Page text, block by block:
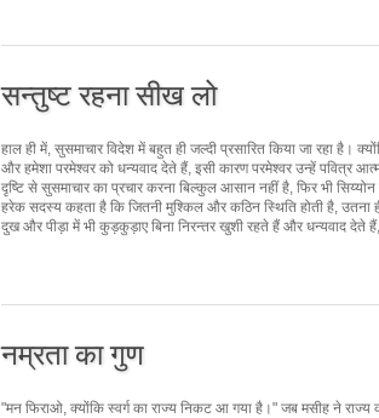
सन्तुष्ट रहना सीख लो
हाल ही में, सुसमाचार विदेश में बहुत ही जल्दी प्रसारित किया जा रहा है।
और हमेशा परमेश्वर को धन्यवाद देते हैं, इसी कारण परमेश्वर उन्हें पवित्र
दृष्टि से सुसमाचार का प्रचार करना बिल्कुल आसान नहीं है, फिर भी
हरेक सदस्य कहता है कि जितनी मुश्किल और कठिन स्थिति होती है, उतना
दुख और पीड़ा में भी कुड़कुड़ाए बिना निरन्तर खुशी रहते हैं और धन्यवाद देते हैं,
नम्रता का गुण
"मन फिराओ, क्योंकि स्वर्ग का राज्य निकट आ गया है।" जब मसीह ने